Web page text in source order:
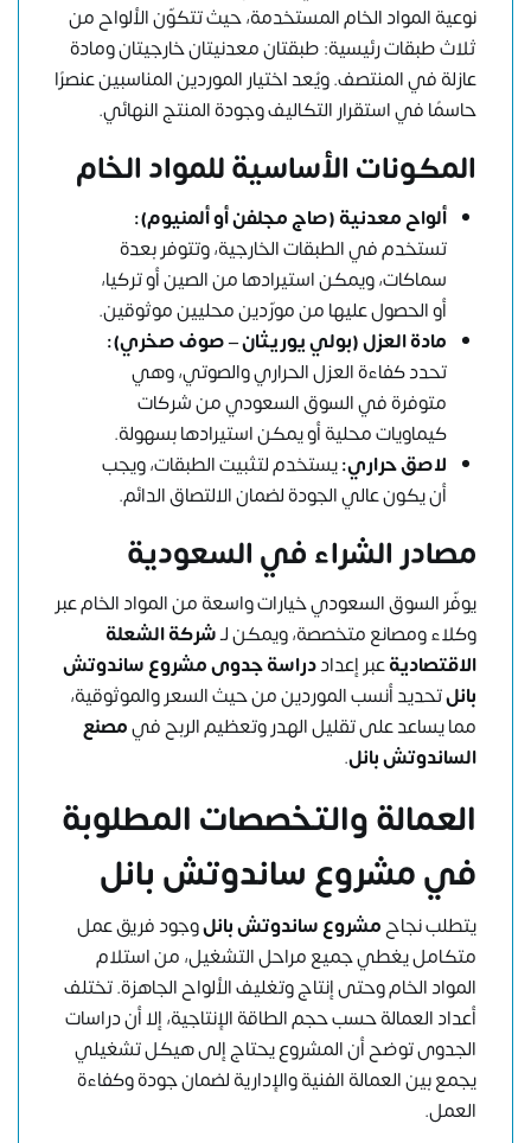
نوعية المواد الخام المستخدمة، حيث تتكوّن الألواح من
ثلاث طبقات رئيسية: طبقتان معدنيتان خارجيتان ومادة
عازلة في المنتصف. ويُعد اختيار الموردين المناسبين عنصرًا
حاسمًا في استقرار التكاليف وجودة المنتج النهائي.
المكونات الأساسية للمواد الخام
ألواح معدنية (صاج مجلفن أو ألمنيوم):
تستخدم في الطبقات الخارجية، وتتوفر بعدة
سماكات، ويمكن استيرادها من الصين أو تركيا،
أو الحصول عليها من مورّدين محليين موثوقين.
مادة العزل (بولي يوريثان – صوف صخري):
تحدد كفاءة العزل الحراري والصوتي، وهي
متوفرة في السوق السعودي من شركات
كيماويات محلية أو يمكن استيرادها بسهولة.
لاصق حراري:يستخدم لتثبيت الطبقات، ويجب
أن يكون عالي الجودة لضمان الالتصاق الدائم.
مصادر الشراء في السعودية
يوفّر السوق السعودي خيارات واسعة من المواد الخام عبر
وكلاء ومصانع متخصصة، ويمكن لـشركة الشعلة
الاقتصاديةعبر إعداددراسة جدوى مشروع ساندوتش
بانلتحديد أنسب الموردين من حيث السعر والموثوقية،
مما يساعد على تقليل الهدر وتعظيم الربح فيمصنع
الساندوتش بانل.
العمالة والتخصصات المطلوبة
في مشروع ساندوتش بانل
يتطلب نجاحمشروع ساندوتش بانلوجود فريق عمل
متكامل يغطي جميع مراحل التشغيل، من استلام
المواد الخام وحتى إنتاج وتغليف الألواح الجاهزة. تختلف
أعداد العمالة حسب حجم الطاقة الإنتاجية، إلا أن دراسات
الجدوى توضح أن المشروع يحتاج إلى هيكل تشغيلي
يجمع بين العمالة الفنية والإدارية لضمان جودة وكفاءة
العمل.